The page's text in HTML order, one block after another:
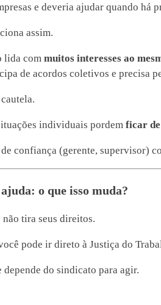
e deveria ajudar quando há
assim.
lida com muitos interesses ao
de acordos coletivos e precisa
individuais pordem ficar
confiança (gerente, supervisor)
o que isso muda?
tira seus direitos.
pode ir direto à Justiça do
do sindicato para agir.